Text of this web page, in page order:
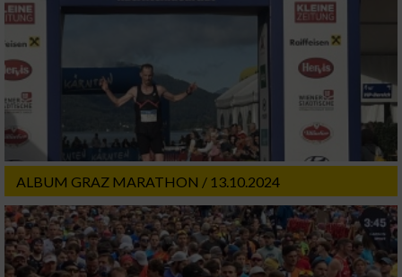
ALBUM GRAZ MARATHON / 13.10.2024